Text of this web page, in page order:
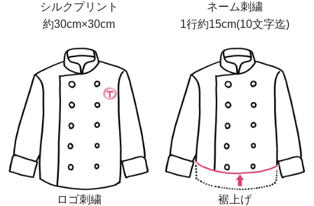
シルクプリント
約30cm×30cm
ネーム刺繍
1行約15cm(10文字迄)
ロゴ刺繍
裾上げ